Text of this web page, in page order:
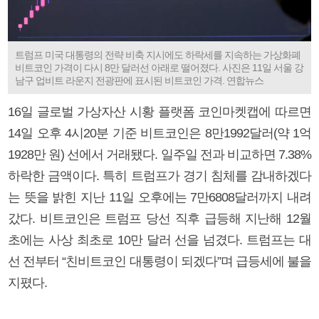
트럼프 미국 대통령의 전략 비축 지시에도 하락세를 지속하는 가상화폐
비트코인 가격이 다시 8만 달러선 아래로 떨어졌다. 사진은 11일 서울 강
남구 업비트 라운지 전광판에 표시된 비트코인 가격. 연합뉴스
16일 글로벌 가상자산 시황 플랫폼 코인마켓캡에 따르면
14일 오후 4시20분 기준 비트코인은 8만1992달러(약 1억
1928만 원) 선에서 거래됐다. 일주일 전과 비교하면 7.38%
하락한 금액이다. 특히 트럼프가 경기 침체를 감내하겠다
는 뜻을 밝힌 지난 11일 오후에는 7만6808달러까지 내려
갔다. 비트코인은 트럼프 당선 직후 급등해 지난해 12월
초에는 사상 최초로 10만 달러 선을 넘겼다. 트럼프는 대
선 전부터 “친비트코인 대통령이 되겠다”며 급등세에 불을
지폈다.